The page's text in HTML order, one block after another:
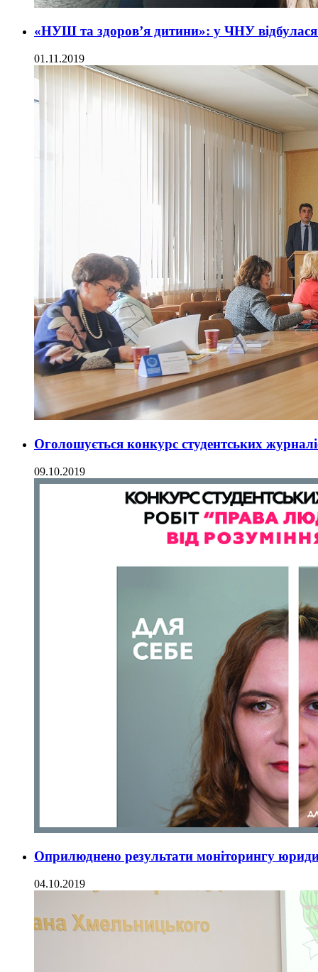
«НУШ та здоров’я дитини»: у ЧНУ
01.11.2019
Оголошується конкурс студентських
09.10.2019
Оприлюднено результати моніторингу
04.10.2019